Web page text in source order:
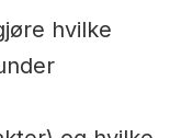
hvilke